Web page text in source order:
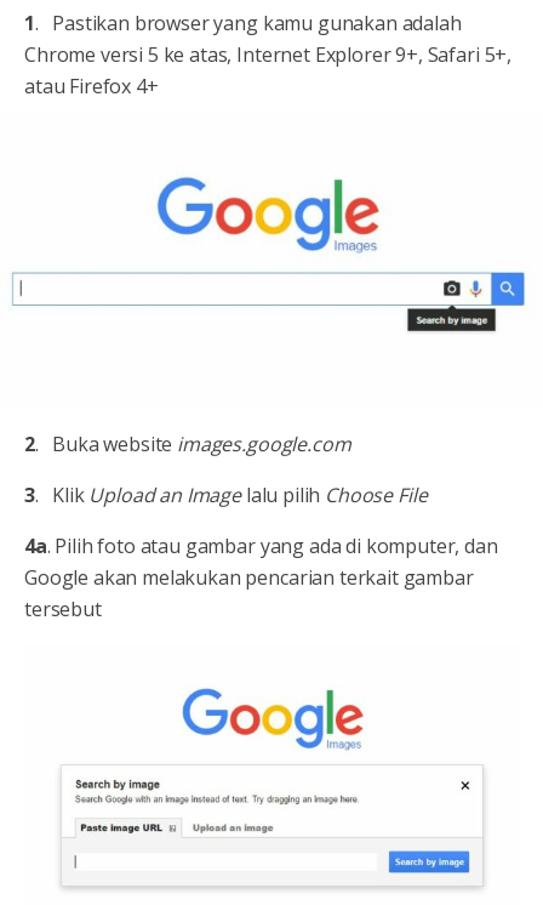
1. Pastikan browser yang kamu gunakan adalah
Chrome versi 5 ke atas, Internet Explorer 9+, Safari 5+,
atau Firefox 4+
2. Buka website images.google.com
3. Klik Upload an Imagelalu pilih Choose File
4a. Pilih foto atau gambar yang ada di komputer, dan
Google akan melakukan pencarian terkait gambar
tersebut